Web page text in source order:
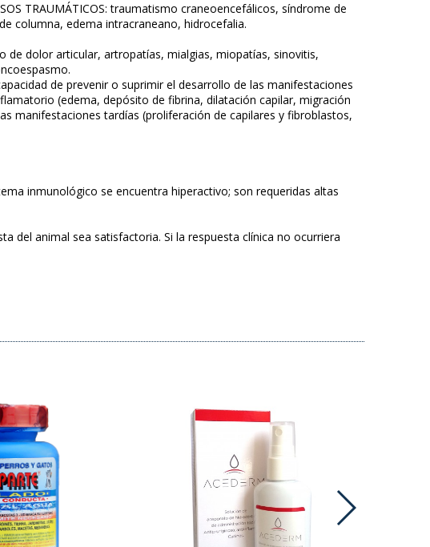
TRAUMÁTICOS: traumatismo craneoencefálicos, síndrome de
columna, edema intracraneano, hidrocefalia.
de dolor articular, artropatías, mialgias, miopatías, sinovitis,
de prevenir o suprimir el desarrollo de las manifestaciones
(edema, depósito de fibrina, dilatación capilar, migración
manifestaciones tardías (proliferación de capilares y fibroblastos,
inmunológico se encuentra hiperactivo; son requeridas altas
del animal sea satisfactoria. Si la respuesta clínica no ocurriera